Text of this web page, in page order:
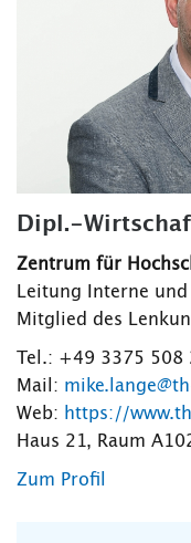
Dipl.-
Zentrum für
Leitung Interne
Mitglied des
Tel.: +49 3375 508
Mail:
Web: https://
Haus 21, Raum
Zum Profil